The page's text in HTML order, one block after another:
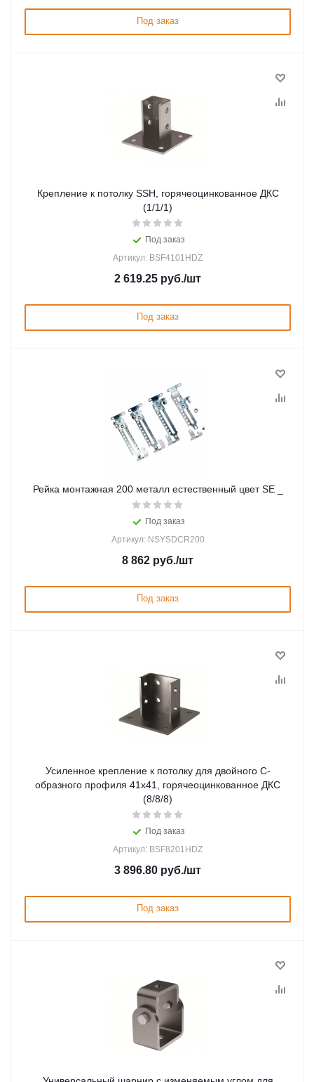
Под заказ
Крепление к потолку SSH, горячеоцинкованное ДКС
(1/1/1)
Под заказ
Артикул: BSF4101HDZ
2 619.25 руб./шт
Под заказ
Рейка монтажная 200 металл естественный цвет SE _
Под заказ
Артикул: NSYSDCR200
8 862 руб./шт
Под заказ
Усиленное крепление к потолку для двойного С-
образного профиля 41х41, горячеоцинкованное ДКС
(8/8/8)
Под заказ
Артикул: BSF8201HDZ
3 896.80 руб./шт
Под заказ